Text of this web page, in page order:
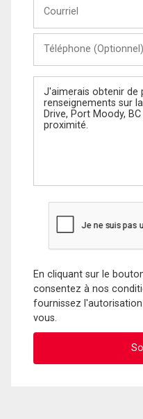
(Optionnel)
Message
En cliquant sur le
consentez à nos
fournissez
vous.